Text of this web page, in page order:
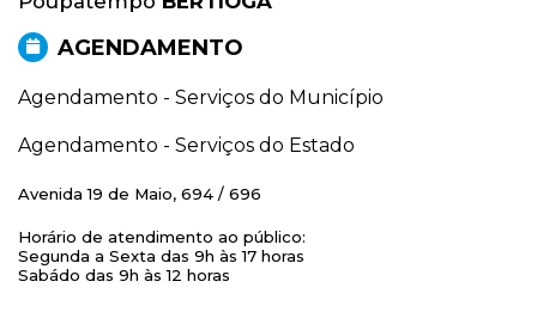
AGENDAMENTO
Agendamento - Serviços do Município
Agendamento - Serviços do Estado
Avenida 19 de Maio, 694 / 696
Horário de atendimento ao público:
Segunda a Sexta das 9h às 17 horas
Sabádo das 9h às 12 horas